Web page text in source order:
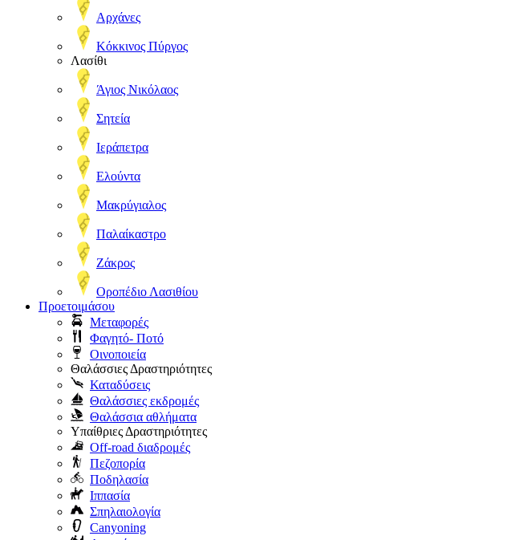
Αρχάνες
Κόκκινος Πύργος
Λασίθι
Άγιος Νικόλαος
Σητεία
Ιεράπετρα
Ελούντα
Μακρύγιαλος
Παλαίκαστρο
Ζάκρος
Οροπέδιο Λασιθίου
Προετοιμάσου
Μεταφορές
Φαγητό- Ποτό
Οινοποιεία
Θαλάσσιες Δραστηριότητες
Καταδύσεις
Θαλάσσιες εκδρομές
Θαλάσσια αθλήματα
Υπαίθριες Δραστηριότητες
Off-road διαδρομές
Πεζοπορία
Ποδηλασία
Ιππασία
Σπηλαιολογία
Canyoning